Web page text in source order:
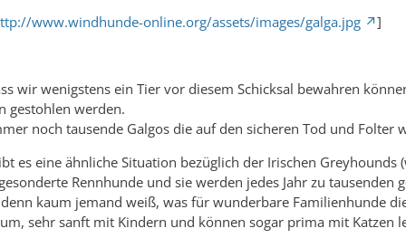
www.windhunde-online.org/assets/images/galga.jpg ]
wir wenigstens ein Tier vor diesem Schicksal bewahren
gestohlen werden.
noch tausende Galgos die auf den sicheren Tod und Folter
es eine ähnliche Situation bezüglich der Irischen Greyhounds
Rennhunde und sie werden jedes Jahr zu tausenden
kaum jemand weiß, was für wunderbare Familienhunde
sehr sanft mit Kindern und können sogar prima mit Katzen